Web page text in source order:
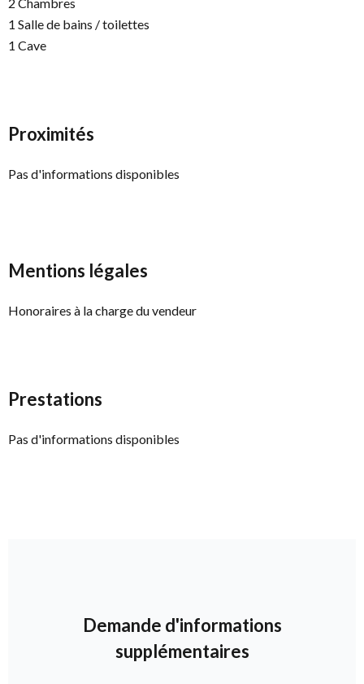
2 Chambres
1 Salle de bains / toilettes
1 Cave
Proximités
Pas d'informations disponibles
Mentions légales
Honoraires à la charge du vendeur
Prestations
Pas d'informations disponibles
Demande d'informations
supplémentaires